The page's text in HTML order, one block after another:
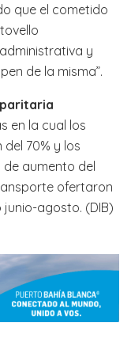
que el cometido
y
de la misma”.
en la cual los
70% y los
aumento del
ofertaron
agosto. (DIB)